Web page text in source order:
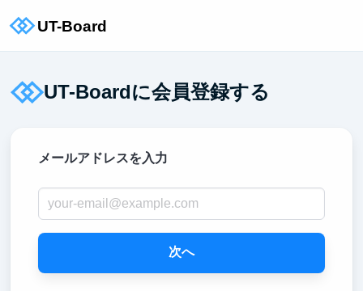
UT-Boardに会員登録する
メールアドレスを入力
次へ